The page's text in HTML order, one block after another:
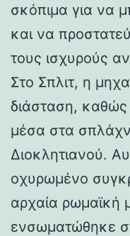
σκόπιμα για να
και να
τους ισχυρούς
Στο Σπλιτ, η
διάσταση,
μέσα στα
Διοκλητιανού.
οχυρωμένο
αρχαία ρωμαϊκή
ενσωματώθηκε